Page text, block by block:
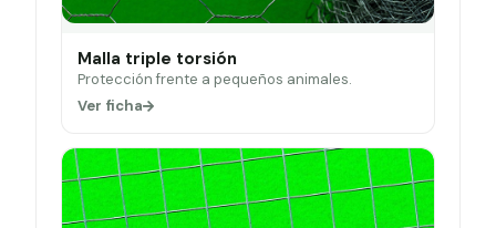
Malla triple torsión
Protección frente a pequeños animales.
Ver ficha